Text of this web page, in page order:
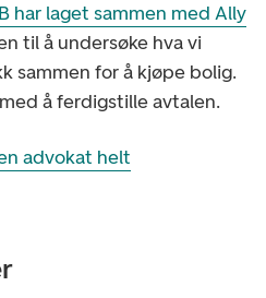
har laget sammen med Ally
til å undersøke hva vi
sammen for å kjøpe bolig.
å ferdigstille avtalen.
advokat helt